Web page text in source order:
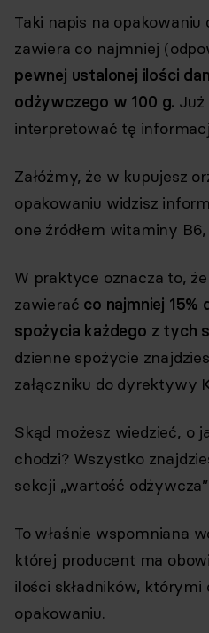
Taki napis na opakowaniu
zawiera co najmniej
pewnej ustalonej ilości
odżywczego w 100 g.
interpretować tę
Załóżmy, że w kupujesz
opakowaniu widzisz
one źródłem witaminy
W praktyce oznacza to,
zawierać co najmniej 15%
spożycia każdego z tych
dzienne spożycie
załączniku do dyrektywy
Skąd możesz wiedzieć, o
chodzi? Wszystko
sekcji „wartość
To właśnie wspomniana
której producent ma
ilości składników, którymi
opakowaniu.